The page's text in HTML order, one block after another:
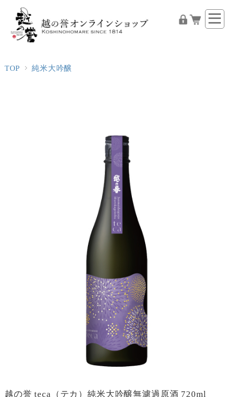
TOP 純米大吟醸
越の誉 teca（テカ）純米大吟醸無濾過原酒 720ml